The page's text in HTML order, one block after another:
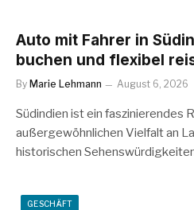
Auto mit Fahrer in
buchen und flexibel
By Marie Lehmann August 6, 2026
Südindien ist ein faszinierendes
außergewöhnlichen Vielfalt an
historischen
GESCHÄFT